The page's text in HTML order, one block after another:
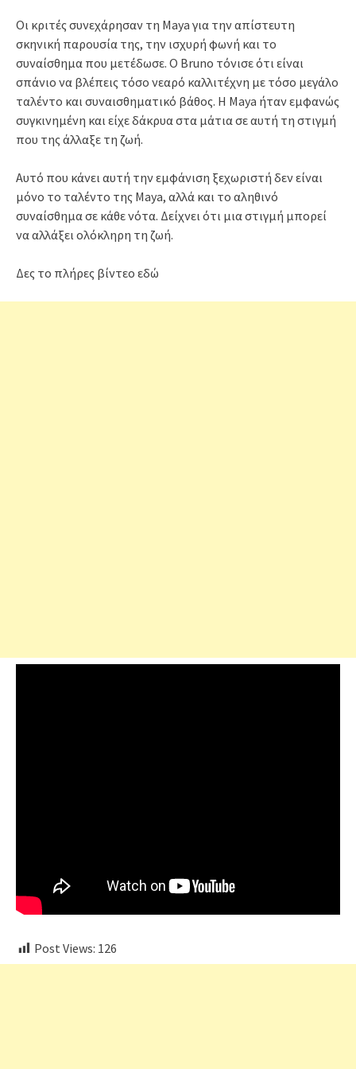
Οι κριτές συνεχάρησαν τη Maya για την απίστευτη
σκηνική παρουσία της, την ισχυρή φωνή και το
συναίσθημα που μετέδωσε. Ο Bruno τόνισε ότι είναι
σπάνιο να βλέπεις τόσο νεαρό καλλιτέχνη με τόσο μεγάλο
ταλέντο και συναισθηματικό βάθος. Η Maya ήταν εμφανώς
συγκινημένη και είχε δάκρυα στα μάτια σε αυτή τη στιγμή
που της άλλαξε τη ζωή.
Αυτό που κάνει αυτή την εμφάνιση ξεχωριστή δεν είναι
μόνο το ταλέντο της Maya, αλλά και το αληθινό
συναίσθημα σε κάθε νότα. Δείχνει ότι μια στιγμή μπορεί
να αλλάξει ολόκληρη τη ζωή.
Δες το πλήρες βίντεο εδώ
Post Views: 126